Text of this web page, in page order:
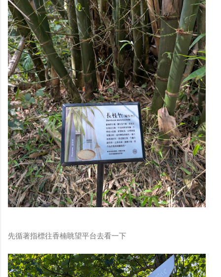
先循著指標往香楠眺望平台去看一下